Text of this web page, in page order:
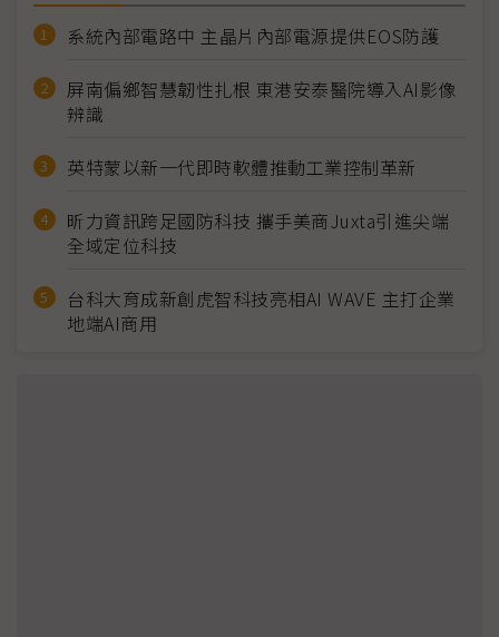
系統內部電路中 主晶片內部電源提供EOS防護
屏南偏鄉智慧韌性扎根 東港安泰醫院導入AI影像
辨識
英特蒙以新一代即時軟體推動工業控制革新
昕力資訊跨足國防科技 攜手美商Juxta引進尖端
全域定位科技
台科大育成新創虎智科技亮相AI WAVE 主打企業
地端AI商用